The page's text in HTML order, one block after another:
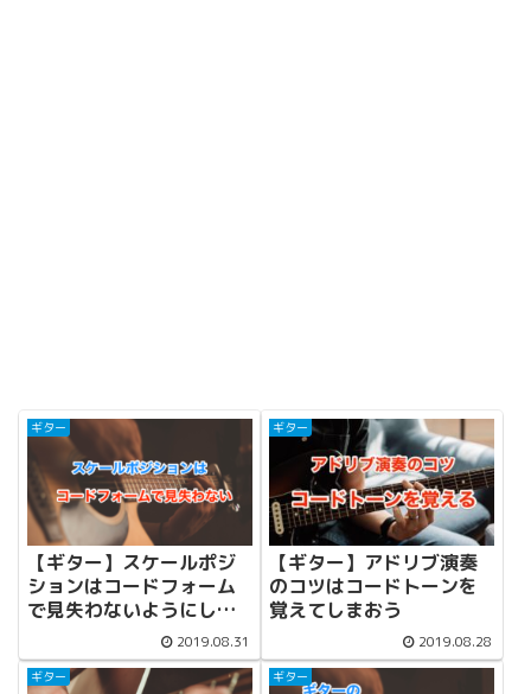
ギター
【ギター】スケールポジ
ションはコードフォーム
で見失わないようにしよ
2019.08.31
ギター
【ギター】アドリブ演奏
のコツはコードトーンを
覚えてしまおう
2019.08.28
ギター ギター